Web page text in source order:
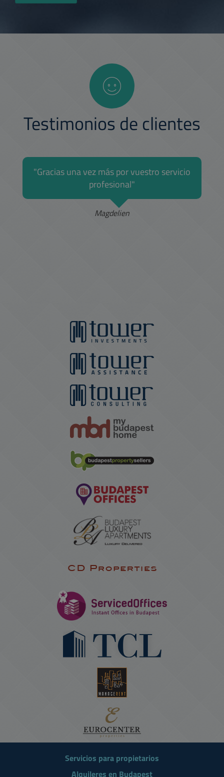
Testimonios de clientes
"Siempre que envío una consulta respecto
a mi alquiler vosotros contestáis
inmediatamente y me ayudáis a aclarar
cualquier duda relativa a mis finanzas o
cualquier otro tema. Llevo una vida muy
Servicios para propietarios
Alquileres en Budapest